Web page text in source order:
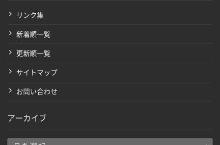
リンク集
新着順一覧
更新順一覧
サイトマップ
お問い合わせ
アーカイブ